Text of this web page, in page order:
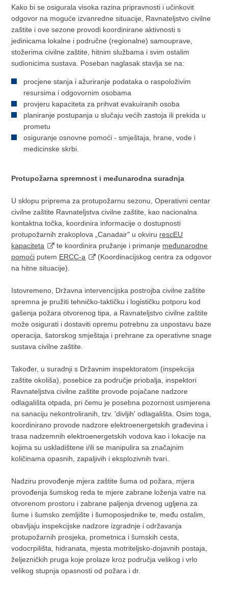
Kako bi se osigurala visoka razina pripravnosti i učinkovit
odgovor na moguće izvanredne situacije, Ravnateljstvo civilne
zaštite i ove sezone provodi koordinirane aktivnosti s
jedinicama lokalne i područne (regionalne) samouprave,
stožerima civilne zaštite, hitnim službama i svim ostalim
sudionicima sustava. Poseban naglasak stavlja se na:
procjene stanja i ažuriranje podataka o raspoloživim
resursima i odgovornim osobama
provjeru kapaciteta za prihvat evakuiranih osoba
planiranje postupanja u slučaju većih zastoja ili prekida u
prometu
osiguranje osnovne pomoći - smještaja, hrane, vode i
medicinske skrbi.
Protupožarna spremnost i međunarodna suradnja
U sklopu priprema za protupožarnu sezonu, Operativni centar
civilne zaštite Ravnateljstva civilne zaštite, kao nacionalna
kontaktna točka, koordinira informacije o dostupnosti
protupožarnih zrakoplova „Canadair" u okviru rescEU
kapaciteta
te koordinira pružanje i primanje međunarodne
pomoći putem ERCC-a
(Koordinacijskog centra za odgovor
na hitne situacije).
Istovremeno, Državna intervencijska postrojba civilne zaštite
spremna je pružiti tehničko-taktičku i logističku potporu kod
gašenja požara otvorenog tipa, a Ravnateljstvo civilne zaštite
može osigurati i dostaviti opremu potrebnu za uspostavu baze
operacija, šatorskog smještaja i prehrane za operativne snage
sustava civilne zaštite.
Također, u suradnji s Državnim inspektoratom (inspekcija
zaštite okoliša), posebice za područje priobalja, inspektori
Ravnateljstva civilne zaštite provode pojačane nadzore
odlagališta otpada, pri čemu je posebna pozornost usmjerena
na sanaciju nekontroliranih, tzv. 'divljih' odlagališta. Osim toga,
koordinirano provode nadzore elektroenergetskih građevina i
trasa nadzemnih elektroenergetskih vodova kao i lokacije na
kojima su uskladištene i/ili se manipulira sa značajnim
količinama opasnih, zapaljivih i eksplozivnih tvari.
Nadziru provođenje mjera zaštite šuma od požara, mjera
provođenja šumskog reda te mjere zabrane loženja vatre na
otvorenom prostoru i zabrane paljenja drvenog ugljena za
šume i šumsko zemljište i šumoposjednike te, među ostalim,
obavljaju inspekcijske nadzore izgradnje i održavanja
protupožarnih prosjeka, prometnica i šumskih cesta,
vodocrpilišta, hidranata, mjesta motriteljsko-dojavnih postaja,
željezničkih pruga koje prolaze kroz područja velikog i vrlo
velikog stupnja opasnosti od požara i dr.